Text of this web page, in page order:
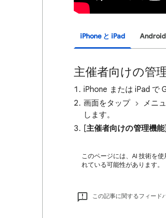
iPhone と iPad Android
主催者向けの管
iPhone または iPad で
画面をタップ
メニ
します。
[主催者向けの管理機能
このページには、AI 技術を
れている可能性があります。
この記事に関するフィード